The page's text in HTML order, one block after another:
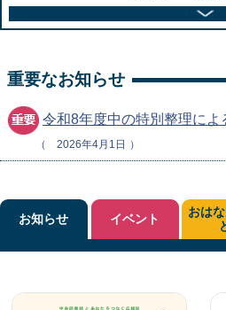
重要なお知らせ
令和8年度中の特別整理に
2026年4月1日
お知らせ イベント
おは